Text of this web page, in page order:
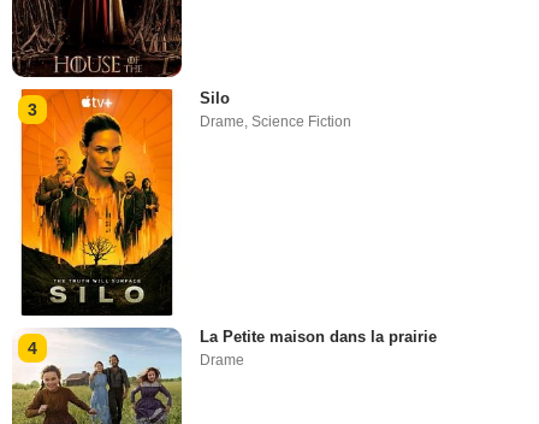
3
Silo
Drame ,Science Fiction
4
La Petite maison dans la prairie
Drame